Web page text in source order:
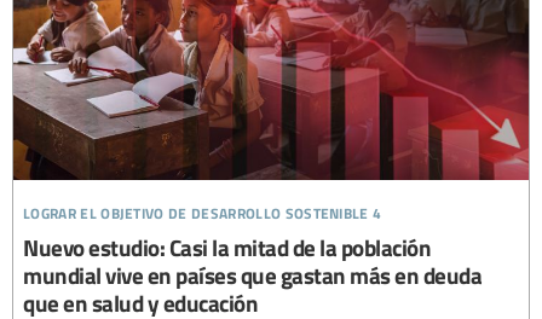
lograr el objetivo de desarrollo sostenible 4
Nuevo estudio: Casi la mitad de la población
mundial vive en países que gastan más en deuda
que en salud y educación